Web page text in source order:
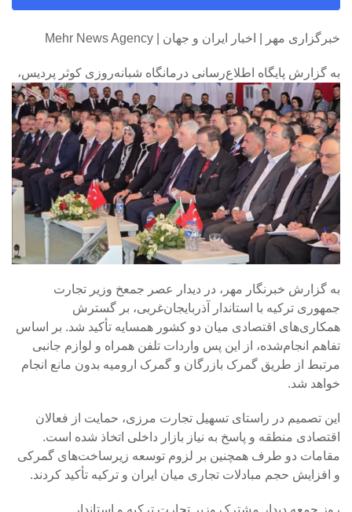
خبرگزاری مهر | اخبار ایران و جهان | Mehr News Agency
به گزارش پایگاه اطلاع‌رسانی درمانگاه شبانه‌روزی کوثر پردیس،
به گزارش خبرنگار مهر، در دیدار عصر جمعخ وزیر تجارت
جمهوری ترکیه با استاندار آذربایجان‌غربی، بر گسترش
همکاری‌های اقتصادی میان دو کشور همسایه تأکید شد. بر اساس
تفاهم انجام‌شده، از این پس واردات تلفن همراه و لوازم جانبی
مرتبط از طریق گمرک بازرگان و گمرک ارومیه بدون مانع انجام
خواهد شد.
این تصمیم در راستای تسهیل تجارت مرزی، حمایت از فعالان
اقتصادی منطقه و پاسخ به نیاز بازار داخلی اتخاذ شده است.
مقامات دو طرف همچنین بر لزوم توسعه زیرساخت‌های گمرکی
و افزایش حجم مبادلات تجاری میان ایران و ترکیه تأکید کردند.
روز جمعه دیدار مشترک وزیر تجارت ترکیه و استاندار